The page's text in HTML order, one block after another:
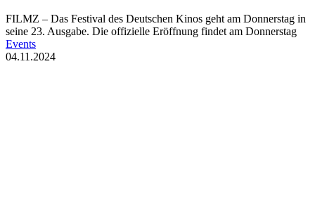
FILMZ – Das Festival des Deutschen Kinos geht am Donnerstag in
seine 23. Ausgabe. Die offizielle Eröffnung findet am Donnerstag
Events
04.11.2024